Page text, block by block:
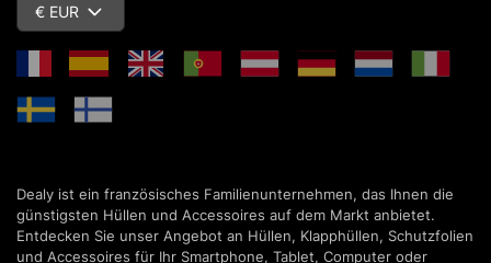
€ EUR
Dealy ist ein französisches Familienunternehmen, das Ihnen die
günstigsten Hüllen und Accessoires auf dem Markt anbietet.
Entdecken Sie unser Angebot an Hüllen, Klapphüllen, Schutzfolien
und Accessoires für Ihr Smartphone, Tablet, Computer oder